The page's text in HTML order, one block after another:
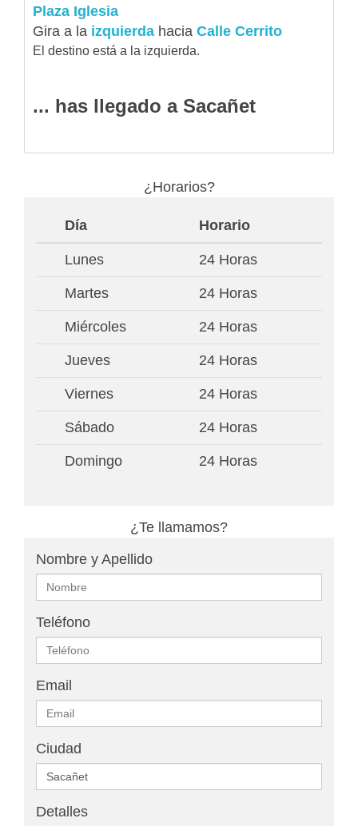
Plaza Iglesia
Gira a la izquierda hacia Calle Cerrito
El destino está a la izquierda.
... has llegado a Sacañet
¿Horarios?
Día Horario
Lunes 24 Horas
Martes 24 Horas
Miércoles 24 Horas
Jueves 24 Horas
Viernes 24 Horas
Sábado 24 Horas
Domingo 24 Horas
¿Te llamamos?
Nombre y Apellido
Teléfono
Email
Ciudad
Detalles